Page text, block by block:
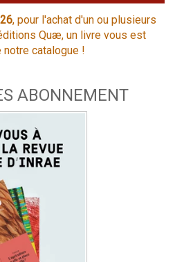
, pour l'achat d'un ou plusieurs
Quæ, un livre vous est
catalogue !
ABONNEMENT